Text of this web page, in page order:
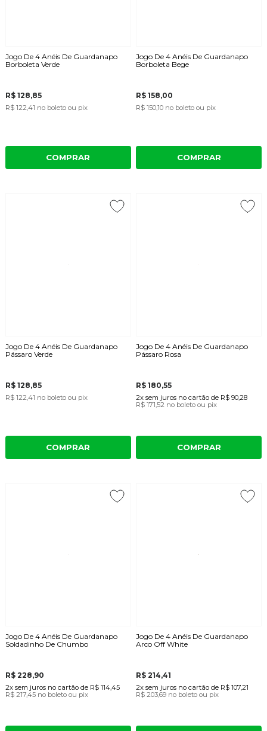
Jogo De 4 Anéis De Guardanapo
Borboleta Verde
R$ 128,85
R$ 122,41 no boleto ou pix
COMPRAR
Jogo De 4 Anéis De Guardanapo
Borboleta Bege
R$ 158,00
R$ 150,10 no boleto ou pix
COMPRAR
Jogo De 4 Anéis De Guardanapo
Pássaro Verde
R$ 128,85
R$ 122,41 no boleto ou pix
COMPRAR
Jogo De 4 Anéis De Guardanapo
Pássaro Rosa
R$ 180,55
2x sem juros no cartão de R$ 90,28
R$ 171,52 no boleto ou pix
COMPRAR
Jogo De 4 Anéis De Guardanapo
Soldadinho De Chumbo
R$ 228,90
2x sem juros no cartãode R$ 114,45
R$ 217,45 no boleto ou pix
Jogo De 4 Anéis De Guardanapo
Arco Off White
R$ 214,41
2x sem juros no cartão de R$ 107,21
R$ 203,69 no boleto ou pix